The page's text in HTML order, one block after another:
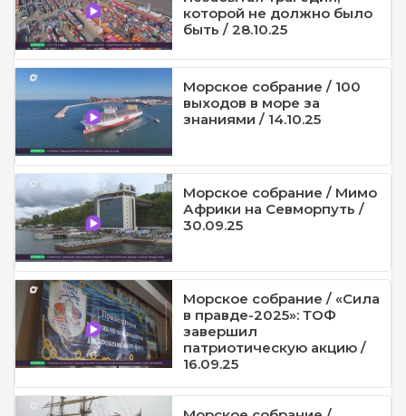
которой не должно было
быть / 28.10.25
Морское собрание / 100
выходов в море за
знаниями / 14.10.25
Морское собрание / Мимо
Африки на Севморпуть /
30.09.25
Морское собрание / «Сила
в правде-2025»: ТОФ
завершил
патриотическую акцию /
16.09.25